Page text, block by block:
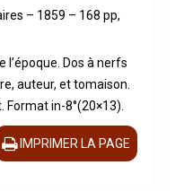
– 1859 – 168 pp,
l’époque. Dos à nerfs
auteur, et tomaison.
Format in-8°(20×13).
IMPRIMER LA PAGE